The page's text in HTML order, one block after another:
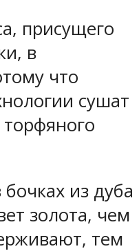
присущего
в
что
сушат
из дуба
золота, чем
тем